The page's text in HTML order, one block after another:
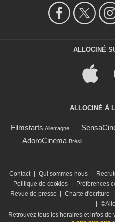
ALLOCINÉ
ALLOCINÉ À
Filmstarts Allemagne
AdoroCinema Brésil
Contact Qui sommes-nous
Politique de cookies
Préférences
Revue de presse
Charte d'écriture
Retrouvez tous les horaires et infos